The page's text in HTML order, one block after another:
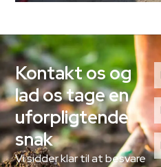
Kontakt os og
lad os tage en
uforpligtende
snak
Vi sidder klar til at besvare